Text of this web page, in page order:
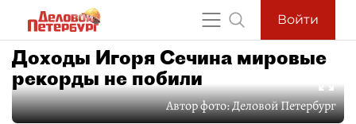
Войти
Доходы Игоря Сечина мировые
рекорды не побили
Автор фото:Деловой Петербург